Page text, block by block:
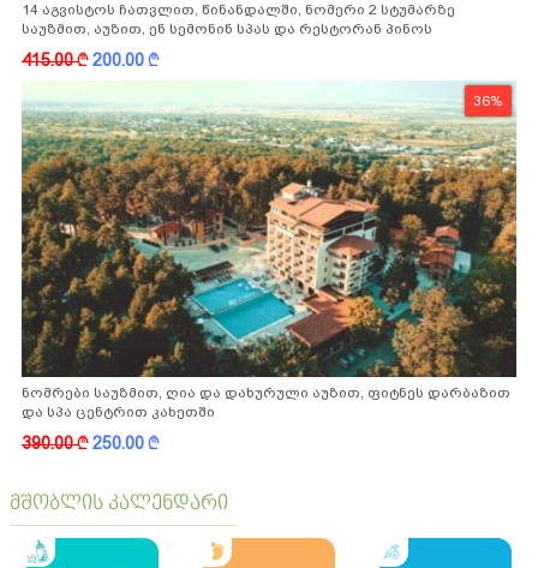
14 აგვისტოს ჩათვლით, წინანდალში, ნომერი 2 სტუმარზე
საუზმით, აუზით, ენ სემონინ სპას და რესტორან პინოს
ფასდაკლებით
415.00k200.00k
36%
ნომრები საუზმით, ღია და დახურული აუზით, ფიტნეს დარბაზით
და სპა ცენტრით კახეთში
390.00k250.00k
მშობლის კალენდარი